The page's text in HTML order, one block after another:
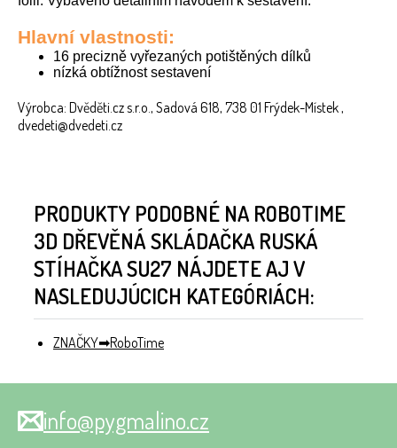
Hlavní vlastnosti:
16 precizně vyřezaných potištěných dílků
nízká obtížnost sestavení
Výrobca: Dvěděti.cz s.r.o., Sadová 618, 738 01 Frýdek-Místek ,
dvedeti@dvedeti.cz
PRODUKTY PODOBNÉ NA ROBOTIME
3D DŘEVĚNÁ SKLÁDAČKA RUSKÁ
STÍHAČKA SU27 NÁJDETE AJ V
NASLEDUJÚCICH KATEGÓRIÁCH:
ZNAČKY RoboTime
info@pygmalino.cz